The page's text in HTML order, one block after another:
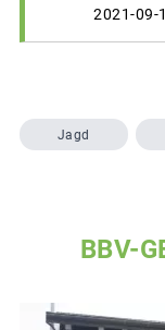
2021-09-
Jagd
BBV-